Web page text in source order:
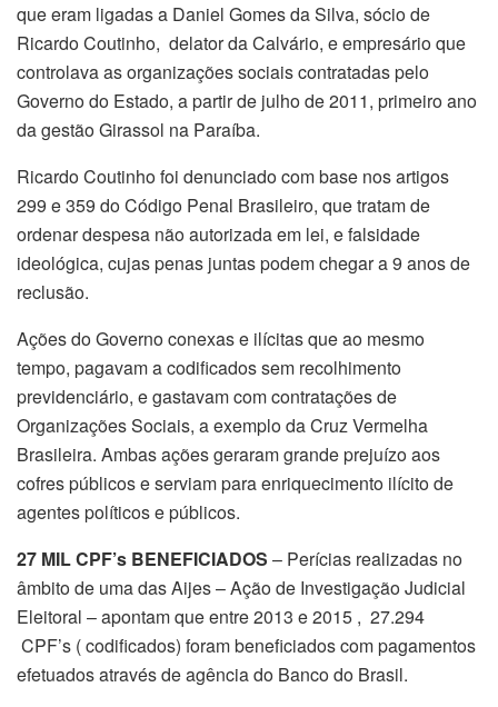
que eram ligadas a Daniel Gomes da Silva, sócio de
Ricardo Coutinho, delator da Calvário, e empresário que
controlava as organizações sociais contratadas pelo
Governo do Estado, a partir de julho de 2011, primeiro ano
da gestão Girassol na Paraíba.
Ricardo Coutinho foi denunciado com base nos artigos
299 e 359 do Código Penal Brasileiro, que tratam de
ordenar despesa não autorizada em lei, e falsidade
ideológica, cujas penas juntas podem chegar a 9 anos de
reclusão.
Ações do Governo conexas e ilícitas que ao mesmo
tempo, pagavam a codificados sem recolhimento
previdenciário, e gastavam com contratações de
Organizações Sociais, a exemplo da Cruz Vermelha
Brasileira. Ambas ações geraram grande prejuízo aos
cofres públicos e serviam para enriquecimento ilícito de
agentes políticos e públicos.
27 MIL CPF’s BENEFICIADOS – Perícias realizadas no
âmbito de uma das Aijes – Ação de Investigação Judicial
Eleitoral – apontam que entre 2013 e 2015 , 27.294
CPF’s ( codificados) foram beneficiados com pagamentos
efetuados através de agência do Banco do Brasil.